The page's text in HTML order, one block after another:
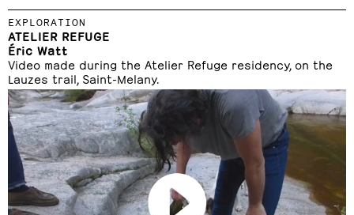
EXPLORATION
ATELIER REFUGE
Éric Watt
Video made during the Atelier Refuge residency, on the
Lauzes trail, Saint-Melany.